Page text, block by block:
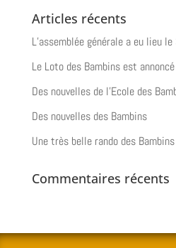
Articles récents
L’assemblée générale a eu lieu
Le Loto des Bambins est annoncé
Des nouvelles de l’Ecole des
Des nouvelles des Bambins
Une très belle rando des Bambins
Commentaires récents